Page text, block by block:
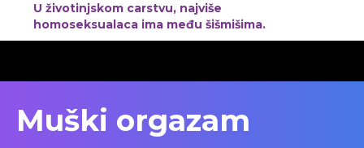
U životinjskom carstvu, najviše
homoseksualaca ima među šišmišima.
Muški orgazam